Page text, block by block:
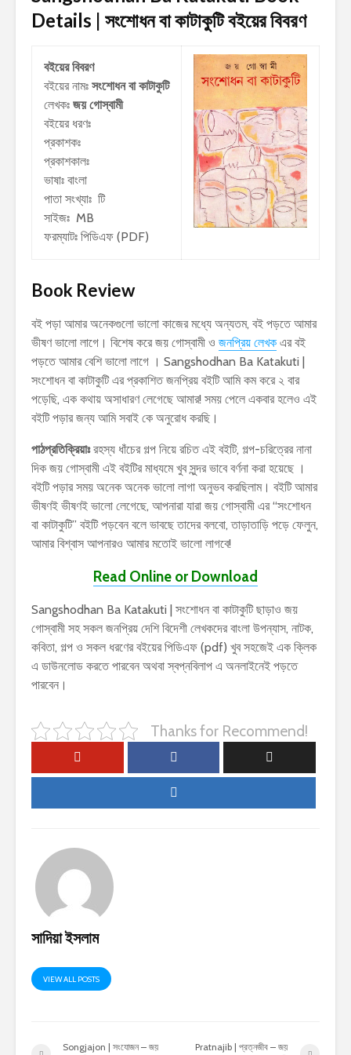
Details | সংশোধন বা কাটাকুটিবইয়ের বিবরণ
বইয়ের বিবরণ
বইয়ের নামঃ সংশোধন বা কাটাকুটি
লেখকঃ জয় গোস্বামী
বইয়ের ধরণঃ
প্রকাশকঃ
প্রকাশকালঃ
ভাষাঃ বাংলা
পাতা সংখ্যাঃ টি
সাইজঃ MB
ফরম্যাটঃ পিডিএফ (PDF)
Book Review
বই পড়া আমার অনেকগুলো ভালো কাজের মধ্যে অন্যতম, বই পড়তে আমার
ভীষণ ভালো লাগে। বিশেষ করে জয় গোস্বামী ও জনপ্রিয় লেখক এর বই
পড়তে আমার বেশি ভালো লাগে । Sangshodhan Ba Katakuti |
সংশোধন বা কাটাকুটি এর প্রকাশিত জনপ্রিয় বইটি আমি কম করে ২ বার
পড়েছি, এক কথায় অসাধারণ লেগেছে আমার! সময় পেলে একবার হলেও এই
বইটি পড়ার জন্য আমি সবাই কে অনুরোধ করছি।
পাঠপ্রতিক্রিয়াঃরহস্য ধাঁচের গল্প নিয়ে রচিত এই বইটি, গল্প-চরিত্রের নানা
দিক জয় গোস্বামী এই বইটির মাধ্যমে খুব সুন্দর ভাবে বর্ণনা করা হয়েছে ।
বইটি পড়ার সময় অনেক অনেক ভালো লাগা অনুভব করছিলাম। বইটি আমার
ভীষণই ভীষণই ভালো লেগেছে, আপনারা যারা জয় গোস্বামী এর “সংশোধন
বা কাটাকুটি” বইটি পড়বেন বলে ভাবছে তাদের বলবো, তাড়াতাড়ি পড়ে ফেলুন,
আমার বিশ্বাস আপনারও আমার মতোই ভালো লাগবে!
Read Online or Download
Sangshodhan Ba Katakuti | সংশোধন বা কাটাকুটি ছাড়াও জয়
গোস্বামী সহ সকল জনপ্রিয় দেশি বিদেশী লেখকদের বাংলা উপন্যাস, নাটক,
কবিতা, গল্প ও সকল ধরণের বইয়ের পিডিএফ (pdf) খুব সহজেই এক ক্লিক
এ ডাউনলোড করতে পারবেন অথবা স্বপ্নবিলাপ এ অনলাইনেই পড়তে
পারবেন।
Thanks for Recommend!
সাদিয়া ইসলাম
VIEW ALL POSTS
Songjajon | সংযোজন – জয়
Pratnajib | প্রত্নজীব – জয়